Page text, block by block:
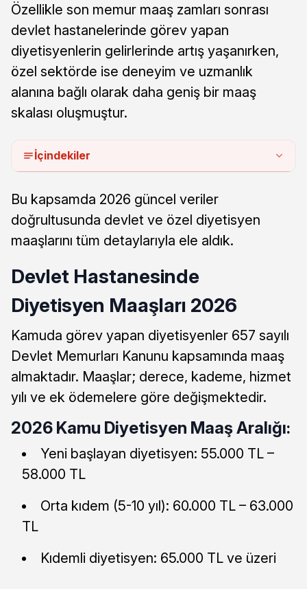
Özellikle son memur maaş zamları sonrası
devlet hastanelerinde görev yapan
diyetisyenlerin gelirlerinde artış yaşanırken,
özel sektörde ise deneyim ve uzmanlık
alanına bağlı olarak daha geniş bir maaş
skalası oluşmuştur.
İçindekiler
Bu kapsamda 2026 güncel veriler
doğrultusunda devlet ve özel diyetisyen
maaşlarını tüm detaylarıyla ele aldık.
Devlet Hastanesinde
Diyetisyen Maaşları 2026
Kamuda görev yapan diyetisyenler 657 sayılı
Devlet Memurları Kanunu kapsamında maaş
almaktadır. Maaşlar; derece, kademe, hizmet
yılı ve ek ödemelere göre değişmektedir.
2026 Kamu Diyetisyen Maaş Aralığı:
Yeni başlayan diyetisyen: 55.000 TL –
58.000 TL
Orta kıdem (5-10 yıl): 60.000 TL – 63.000
TL
Kıdemli diyetisyen: 65.000 TL ve üzeri